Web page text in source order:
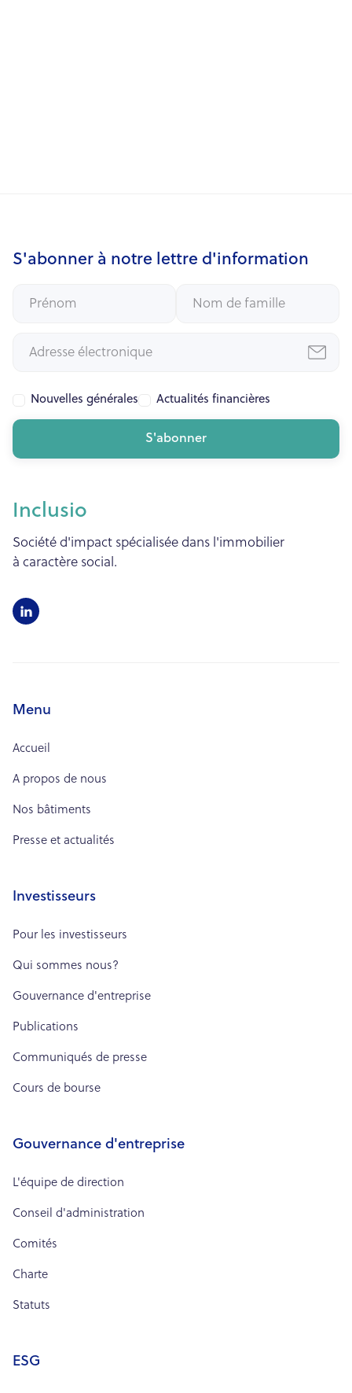
Inclusio
Société d'impact spécialisée dans l'immobilier
à caractère social.

S'abonner à notre lettre d'information
Nouvelles générales Actualités financières
Menu
Accueil
A propos de nous
Nos bâtiments
Presse et actualités
Investisseurs
Pour les investisseurs
Qui sommes nous?
Gouvernance d'entreprise
Publications
Communiqués de presse
Cours de bourse
Gouvernance d'entreprise
L'équipe de direction
Conseil d'administration
Comités
Charte
Statuts
ESG